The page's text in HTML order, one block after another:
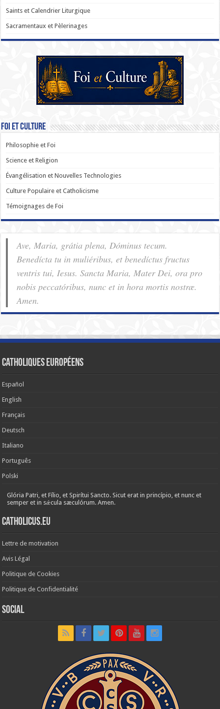
Saints et Calendrier Liturgique
Sacramentaux et Pèlerinages
Foi et Culture
Philosophie et Foi
Science et Religion
Évangélisation et Nouvelles Technologies
Culture Populaire et Catholicisme
Témoignages de Foi
Ave, Maria, grátia plena, Dóminus tecum.
Benedícta tu in muliéribus, et benedíctus fructus
ventris tui, Iesus. Sancta Maria, Mater Dei, ora pro
nobis pec­ca­tóribus, nunc et in hora mortis nostræ.
Amen.
Catholiques européens
Español
English
Français
Deutsch
Italiano
Português
Polski
Glória Patri, et Fílio, et Spirítui Sancto. Sicut erat in princípio, et nunc et
semper et in sǽcula sæculórum. Amen.
Catholicus.eu
Lettre de motivation
Avis Légal
Politique de Cookies
Politique de Confidentialité
Social